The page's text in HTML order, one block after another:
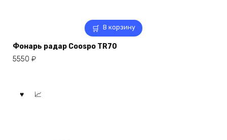
В корзину
Фонарь радар Coospo TR70
5550 ₽